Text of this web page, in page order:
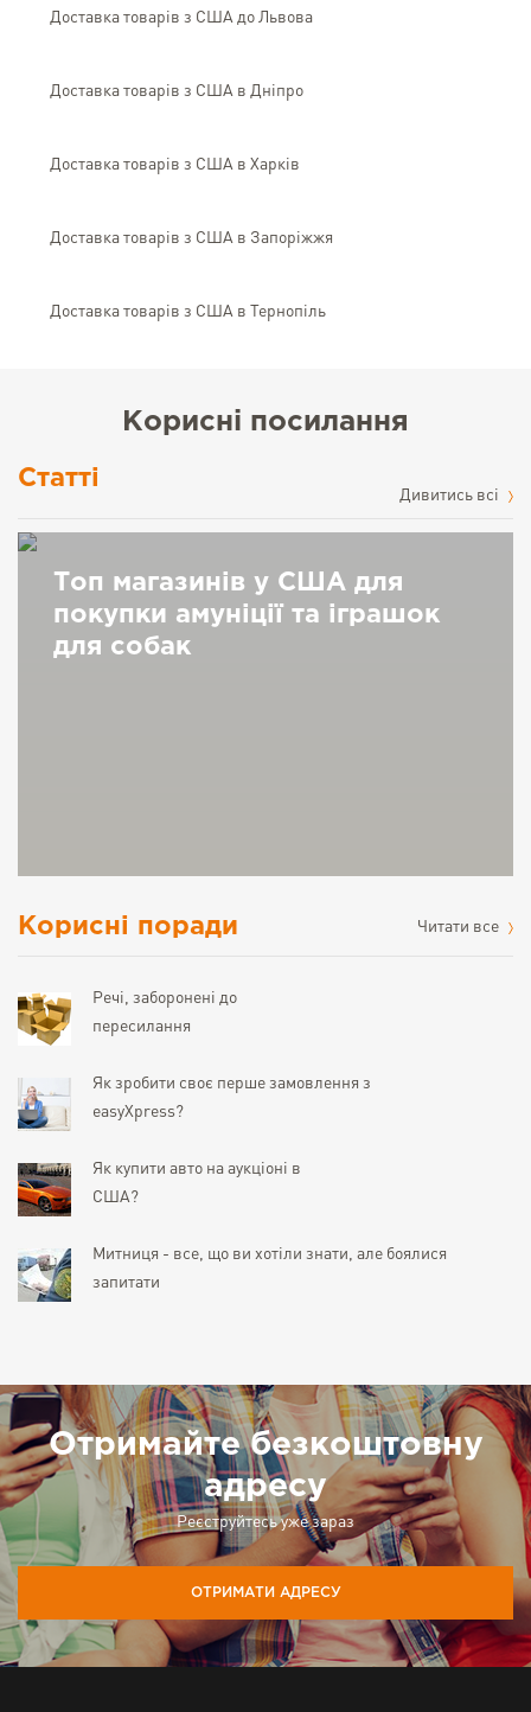
Доставка товарів з США до Львова
Доставка товарів з США в Дніпро
Доставка товарів з США в Харків
Доставка товарів з США в Запоріжжя
Доставка товарів з США в Тернопіль
Корисні посилання
Статті
Дивитись всі
Топ магазинів у США для
покупки амуніції та іграшок
для собак
Корисні поради Читати все
Речі, заборонені до
пересилання
Як зробити своє перше замовлення з
easyXpress?
Як купити авто на аукціоні в
США?
Митниця - все, що ви хотіли знати, але боялися
запитати
Отримайте безкоштовну
адресу
Реєструйтесь уже зараз
ОТРИМАТИ АДРЕСУ